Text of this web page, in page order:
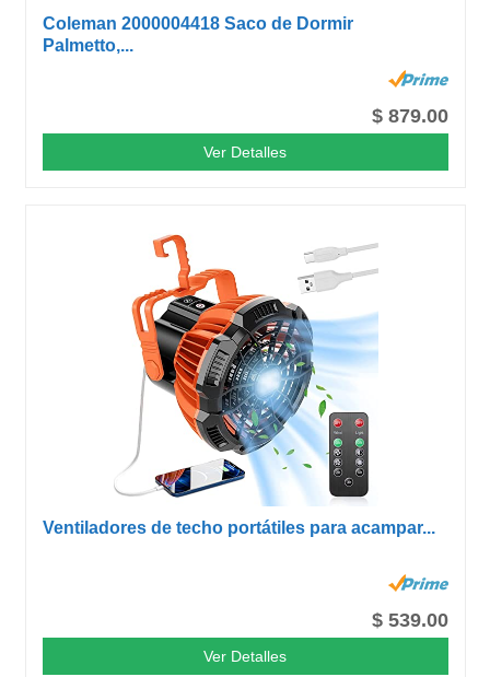
Coleman 2000004418 Saco de Dormir
Palmetto,...
$ 879.00
Ver Detalles
Ventiladores de techo portátiles para acampar...
$ 539.00
Ver Detalles